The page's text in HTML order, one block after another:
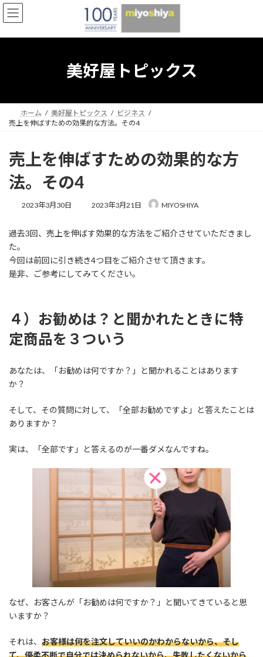
コ
ン
ン
ナ
ビ
ー
美好屋トピックス
ホーム 美好屋トピックス
ビジネス
売上を伸ばすための効果的な方法。その4
売上を伸ばすための効果的な方
法。その4
2023年3月30日
最
新
時
2023年3月21日 MIYOSHIYA
過去3回、売上を伸ばす効果的な方法をご紹介させていただきまし
た。
今回は前回に引き続き4つ目をご紹介させて頂きます。
是非、ご参考にしてみてください。
４）お勧めは？と聞かれたときに特
定商品を３ついう
あなたは、「お勧めは何ですか？」と聞かれることはあります
か？
そして、その質問に対して、「全部お勧めですよ」と答えたことは
ありますか？
実は、「全部です」と答えるのが一番ダメなんですね。
なぜ、お客さんが「お勧めは何ですか？」と聞いてきていると思
いますか？
それは、 お客様は何を注文していいのかわからないから、そし
て、優柔不断で自分では決められないから、失敗したくないから